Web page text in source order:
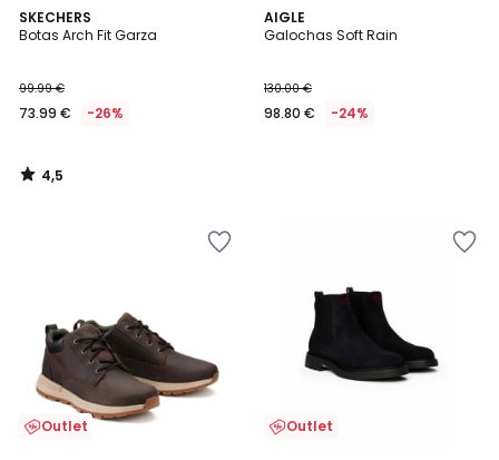
SKECHERS
Botas Arch Fit Garza
99.99 €
73.99 € -26%
4,5
/ 5
4,5
/
AIGLE
Galochas Soft Rain
130.00 €
98.80 € -24%
Outlet Outlet